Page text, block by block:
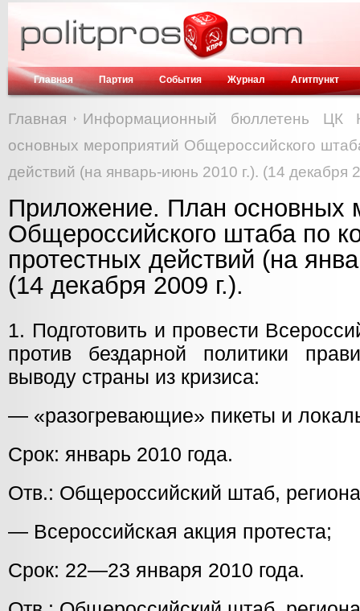
Главная Партия События Журнал Агитпункт
Главная
Информационный бюллетень ЦК
основных мероприятий Общероссийского
действий (на январь-июнь 2010 г.). (14 декабря
Приложение. План основных
Общероссийского штаба по
протестных действий (на
(14 декабря 2009 г.).
1. Подготовить и провести
против бездарной политики
выводу страны из кризиса:
— «разогревающие» пикеты и
Срок: январь 2010 года.
Отв.: Общероссийский штаб,
— Всероссийская акция протеста;
Срок: 22—23 января 2010 года.